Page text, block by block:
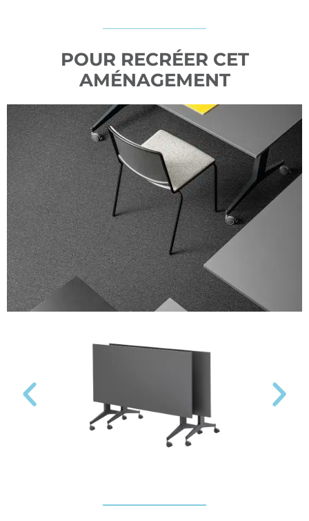
POUR RECRÉER CET
AMÉNAGEMENT